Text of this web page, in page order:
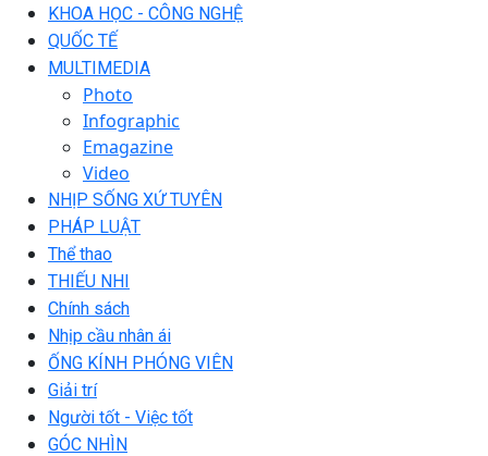
KHOA HỌC - CÔNG NGHỆ
QUỐC TẾ
MULTIMEDIA
Photo
Infographic
Emagazine
Video
NHỊP SỐNG XỨ TUYÊN
PHÁP LUẬT
Thể thao
THIẾU NHI
Chính sách
Nhịp cầu nhân ái
ỐNG KÍNH PHÓNG VIÊN
Giải trí
Người tốt - Việc tốt
GÓC NHÌN